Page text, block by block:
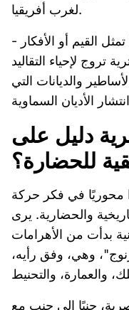
لغرب أفريقيا.
- يرى أسانتي أن هذه الديانات لا تمثل القيم أو الأفكار
تروج لإحياء التقاليد
والديانات التي
دليل على
للحضارة؟
محوريًا في فكر حركة
والحضارية. يرى
بدأت من الأهرامات
وهي، وفق رأيه،
جنبًا إلى جنب مع